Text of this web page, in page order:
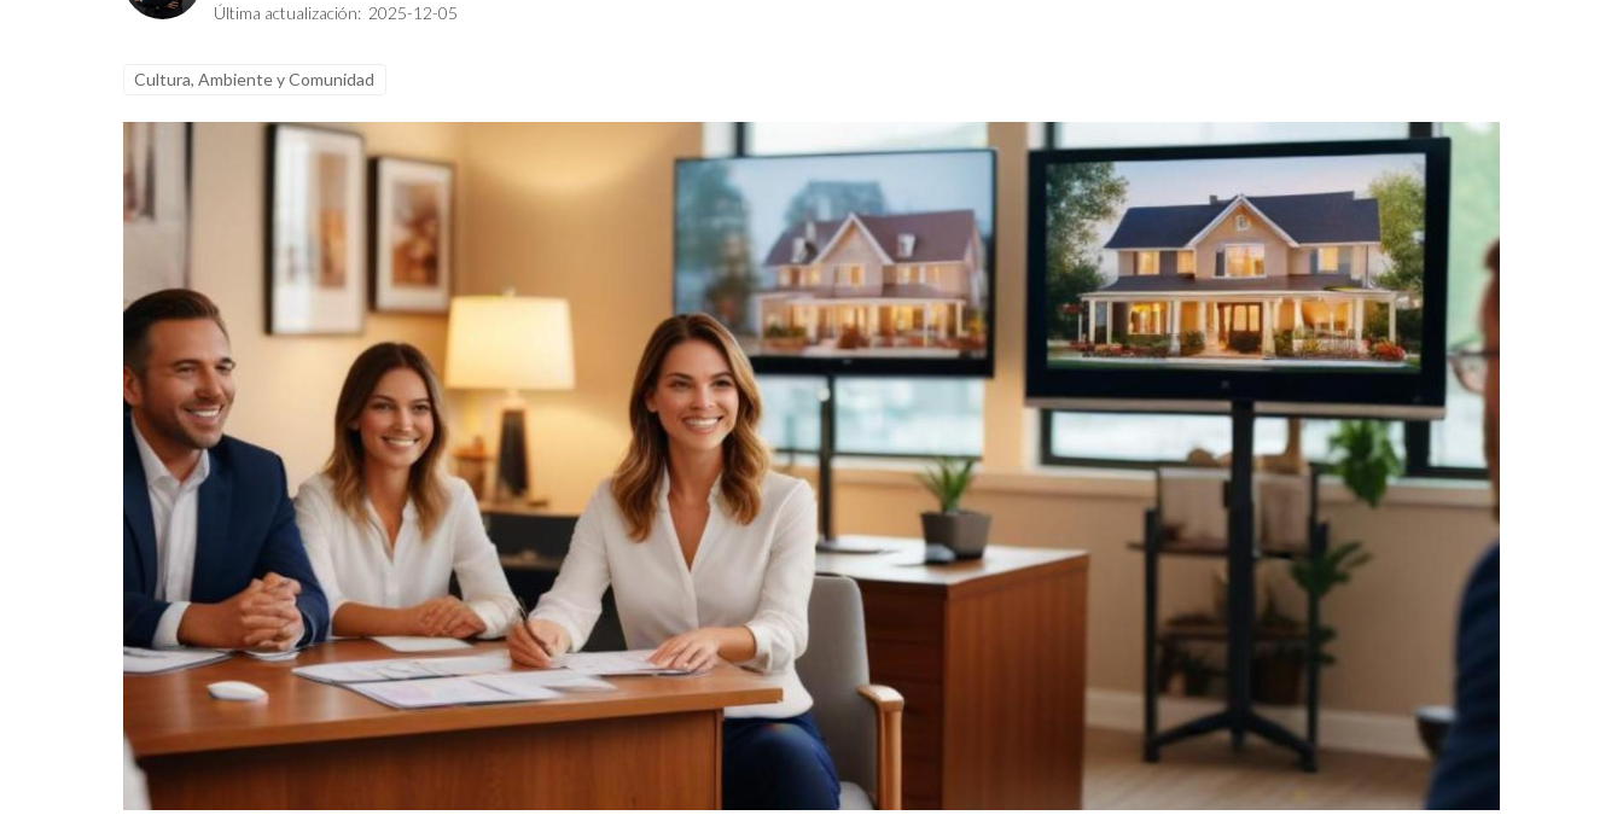
Última actualización: 2025-12-05
Cultura, Ambiente y Comunidad